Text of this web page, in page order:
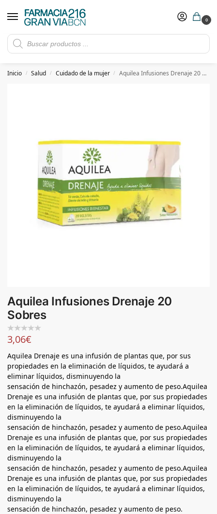
0
Rebajas de verano hasta -30%
​ 5€ de descuento con el cupón 5GRANVIA (compras superiores a 150€)
Inicio / Salud / Cuidado de la mujer / Aquilea Infusiones Drenaje 20 Sobres
Aquilea Infusiones Drenaje 20
Sobres
3,06€
Aquilea Drenaje es una infusión de plantas que, por sus
propiedades en la eliminación de líquidos, te ayudará a
eliminar líquidos, disminuyendo la
sensación de hinchazón, pesadez y aumento de peso.Aquilea
Drenaje es una infusión de plantas que, por sus propiedades
en la eliminación de líquidos, te ayudará a eliminar líquidos,
disminuyendo la
sensación de hinchazón, pesadez y aumento de peso.Aquilea
Drenaje es una infusión de plantas que, por sus propiedades
en la eliminación de líquidos, te ayudará a eliminar líquidos,
disminuyendo la
sensación de hinchazón, pesadez y aumento de peso.Aquilea
Drenaje es una infusión de plantas que, por sus propiedades
en la eliminación de líquidos, te ayudará a eliminar líquidos,
disminuyendo la
sensación de hinchazón, pesadez y aumento de peso.